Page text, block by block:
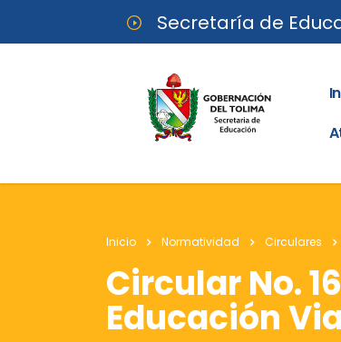
Secretaría de
Inicio Normatividad Circulares
Circular No.
Educación